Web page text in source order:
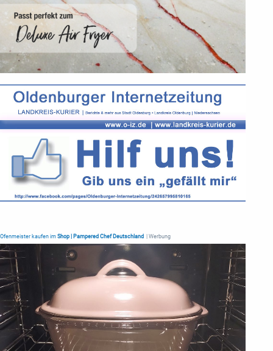
Ofenmeister kaufen im Shop | Pampered Chef Deutschland | Werbung